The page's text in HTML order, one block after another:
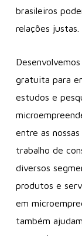
brasileiros
relações justas.
gratuita para
estudos e
entre as
trabalho de
diversos
produtos e
em
também